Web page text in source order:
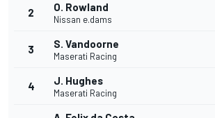
2 O. Rowland
Nissan e.dams
3 S. Vandoorne
Maserati Racing
4 J. Hughes
Maserati Racing